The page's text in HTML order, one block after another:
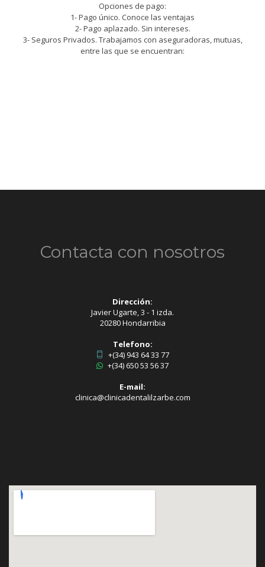
Opciones de pago:
1- Pago único. Conoce las ventajas
2- Pago aplazado. Sin intereses.
3- Seguros Privados. Trabajamos con aseguradoras, mutuas,
entre las que se encuentran:
Contacta con nosotros
Dirección:
Javier Ugarte, 3 - 1 izda.
20280 Hondarribia
Telefono:
+(34) 943 64 33 77
+(34) 650 53 56 37
E-mail:
clinica@clinicadentalilzarbe.com